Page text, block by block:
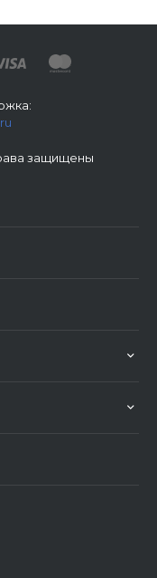
защищены